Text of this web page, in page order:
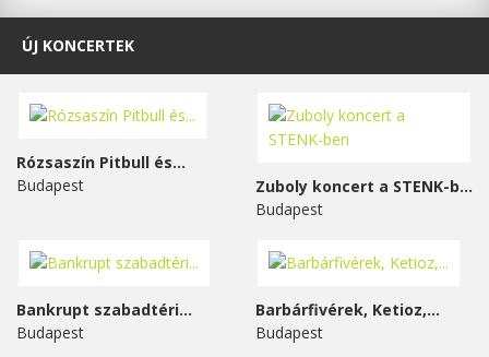
ÚJ KONCERTEK
Rózsaszín Pitbull és...
Budapest
Zuboly koncert a STENK-ben
Budapest
Bankrupt szabadtéri...
Budapest
Barbárfivérek, Ketioz,...
Budapest